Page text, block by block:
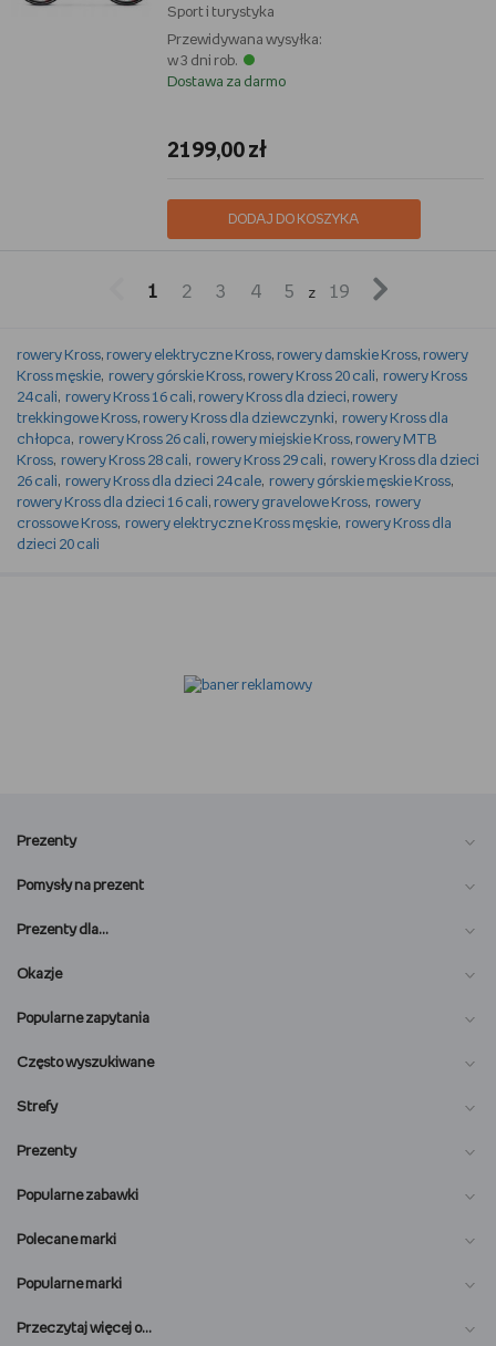
Sport i turystyka
Przewidywana wysyłka:
w 3 dni rob.
Dostawa za darmo
2199,00 zł
DODAJ DO KOSZYKA
1 2 3 4 5 z 19 
rowery Kross, rowery elektryczne Kross, rowery damskie Kross, rowery
Kross męskie, rowery górskie Kross, rowery Kross 20 cali, rowery Kross
24 cali, rowery Kross 16 cali, rowery Kross dla dzieci, rowery
trekkingowe Kross, rowery Kross dla dziewczynki, rowery Kross dla
chłopca, rowery Kross 26 cali, rowery miejskie Kross, rowery MTB
Kross, rowery Kross 28 cali, rowery Kross 29 cali, rowery Kross dla dzieci
26 cali, rowery Kross dla dzieci 24 cale, rowery górskie męskie Kross,
rowery Kross dla dzieci 16 cali, rowery gravelowe Kross, rowery
crossowe Kross, rowery elektryczne Kross męskie, rowery Kross dla
dzieci 20 cali
Prezenty
Pomysły na prezent
Prezenty dla…
Okazje
Popularne zapytania
Często wyszukiwane
Strefy
Prezenty
Popularne zabawki
Polecane marki
Popularne marki
Przeczytaj więcej o…
O nas